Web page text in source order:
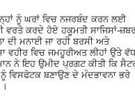
ਨੂੰ ਘਰਾਂ ਵਿਚ ਨਜਰਬੰਦ ਕਰਨ ਲਈ
ਵਰਤੋ ਕਰਦੇ ਹੋਏ ਹਕੂਮਤੀ ਸਾਜਿਸਾਂ-
ਦੀ ਮਨਾਈ ਜਾ ਰਹੀ ਬਰਸੀ ਅਤੇ
ਵਹੀਰ ਵਿਚ ਜਮਹੂਰੀਅਤ ਲੀਹਾਂ ਉਤੇ ਵੱਧ
ਨੇ ਇਹ ਉਮੀਦ ਪ੍ਰਗਟ ਕੀਤੀ ਕਿ
ਬਣਾਉਣ ਦੇ ਮੰਦਭਾਵਨਾ ਭਰੇ